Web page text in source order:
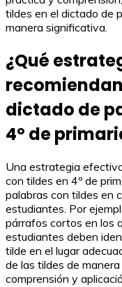
tildes en el dictado de
manera significativa.
¿Qué
dictado de
4º de
Una estrategia
con tildes en 4º de
palabras con tildes en
estudiantes. Por
párrafos cortos en los
estudiantes deben
tilde en el lugar
de las tildes de
comprensión y